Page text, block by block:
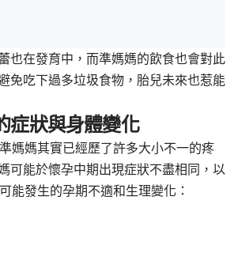
也在發育中，而準媽媽的飲食也會對此
免吃下過多垃圾食物，胎兒未來也惹能
症狀與身體變化
媽媽其實已經歷了許多大小不一的疼
可能於懷孕中期出現症狀不盡相同，以
能發生的孕期不適和生理變化：